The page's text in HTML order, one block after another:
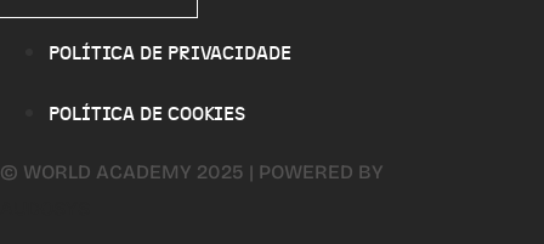
POLÍTICA DE PRIVACIDADE
POLÍTICA DE COOKIES
© WORLD ACADEMY 2025 | POWERED BY